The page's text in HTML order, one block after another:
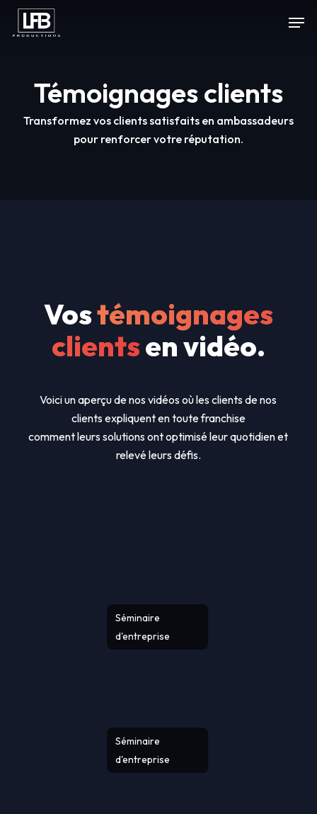
Skip
Témoignages clients
Transformez vos clients satisfaits en ambassadeurs
pour renforcer votre réputation.
Vostémoignages
clientsen vidéo.
Voici un aperçu de nos vidéos où les clients de nos
clients expliquent en toute franchise
comment leurs solutions ont optimisé leur quotidien et
relevé leurs défis.
Séminaire
d'entreprise
Séminaire
d'entreprise